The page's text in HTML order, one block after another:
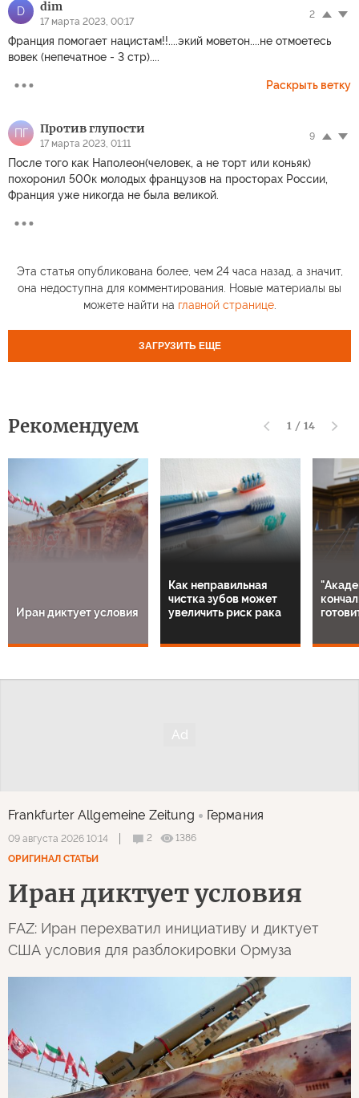
D dim
17 марта 2023, 00:17
2
Франция помогает нацистам!!....экий моветон....не отмоетесь
вовек (непечатное - 3 стр)....
Раскрыть ветку
ПГ Против глупости
17 марта 2023, 01:11
9
После того как Наполеон(человек, а не торт или коньяк)
похоронил 500к молодых французов на просторах России,
Франция уже никогда не была великой.
Эта статья опубликована более, чем 24 часа назад, а значит,
она недоступна для комментирования. Новые материалы вы
можете найти на главной странице.
ЗАГРУЗИТЬ ЕЩЕ
Рекомендуем 1 / 14
Иран диктует условия
Как неправильная
чистка зубов может
увеличить риск рака
Frankfurter Allgemeine Zeitung Германия
09 августа 2026 10:14 2
1386
ОРИГИНАЛ СТАТЬИ
Иран диктует условия
FAZ: Иран перехватил инициативу и диктует
США условия для разблокировки Ормуза